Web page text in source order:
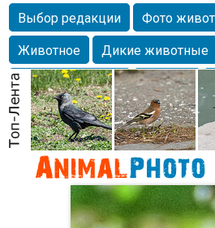
Выбор редакции Фото
Животное
Дикие животные
Млекопитающие
Красота
любимцы
Волгоград
Спаниель